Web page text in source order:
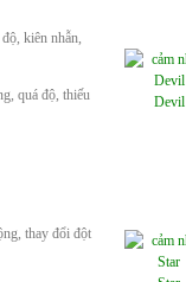
kiên nhẫn,
quá độ, thiếu
Devil
thay đổi đột